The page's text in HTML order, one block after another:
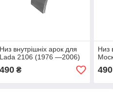
Низ внутрішніх арок для
Lada 2106 (1976 —2006)
490₴
Низ
490